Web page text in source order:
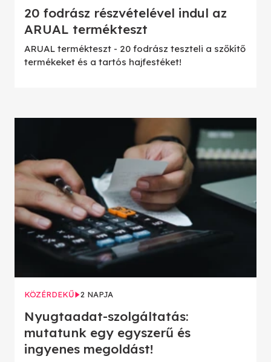
20 fodrász részvételével indul az
ARUAL termékteszt
ARUAL termékteszt - 20 fodrász teszteli a szőkítő
termékeket és a tartós hajfestéket!
KÖZÉRDEKŰ 2 NAPJA
Nyugtaadat-szolgáltatás:
mutatunk egy egyszerű és
ingyenes megoldást!